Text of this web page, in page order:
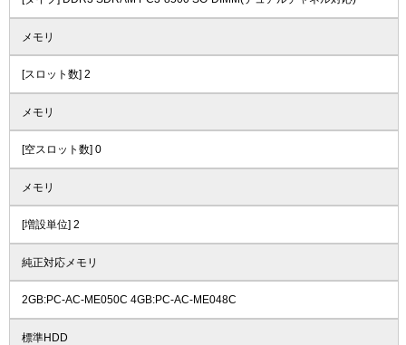
メモリ
[スロット数] 2
メモリ
[空スロット数] 0
メモリ
[増設単位] 2
純正対応メモリ
2GB:PC-AC-ME050C 4GB:PC-AC-ME048C
標準HDD